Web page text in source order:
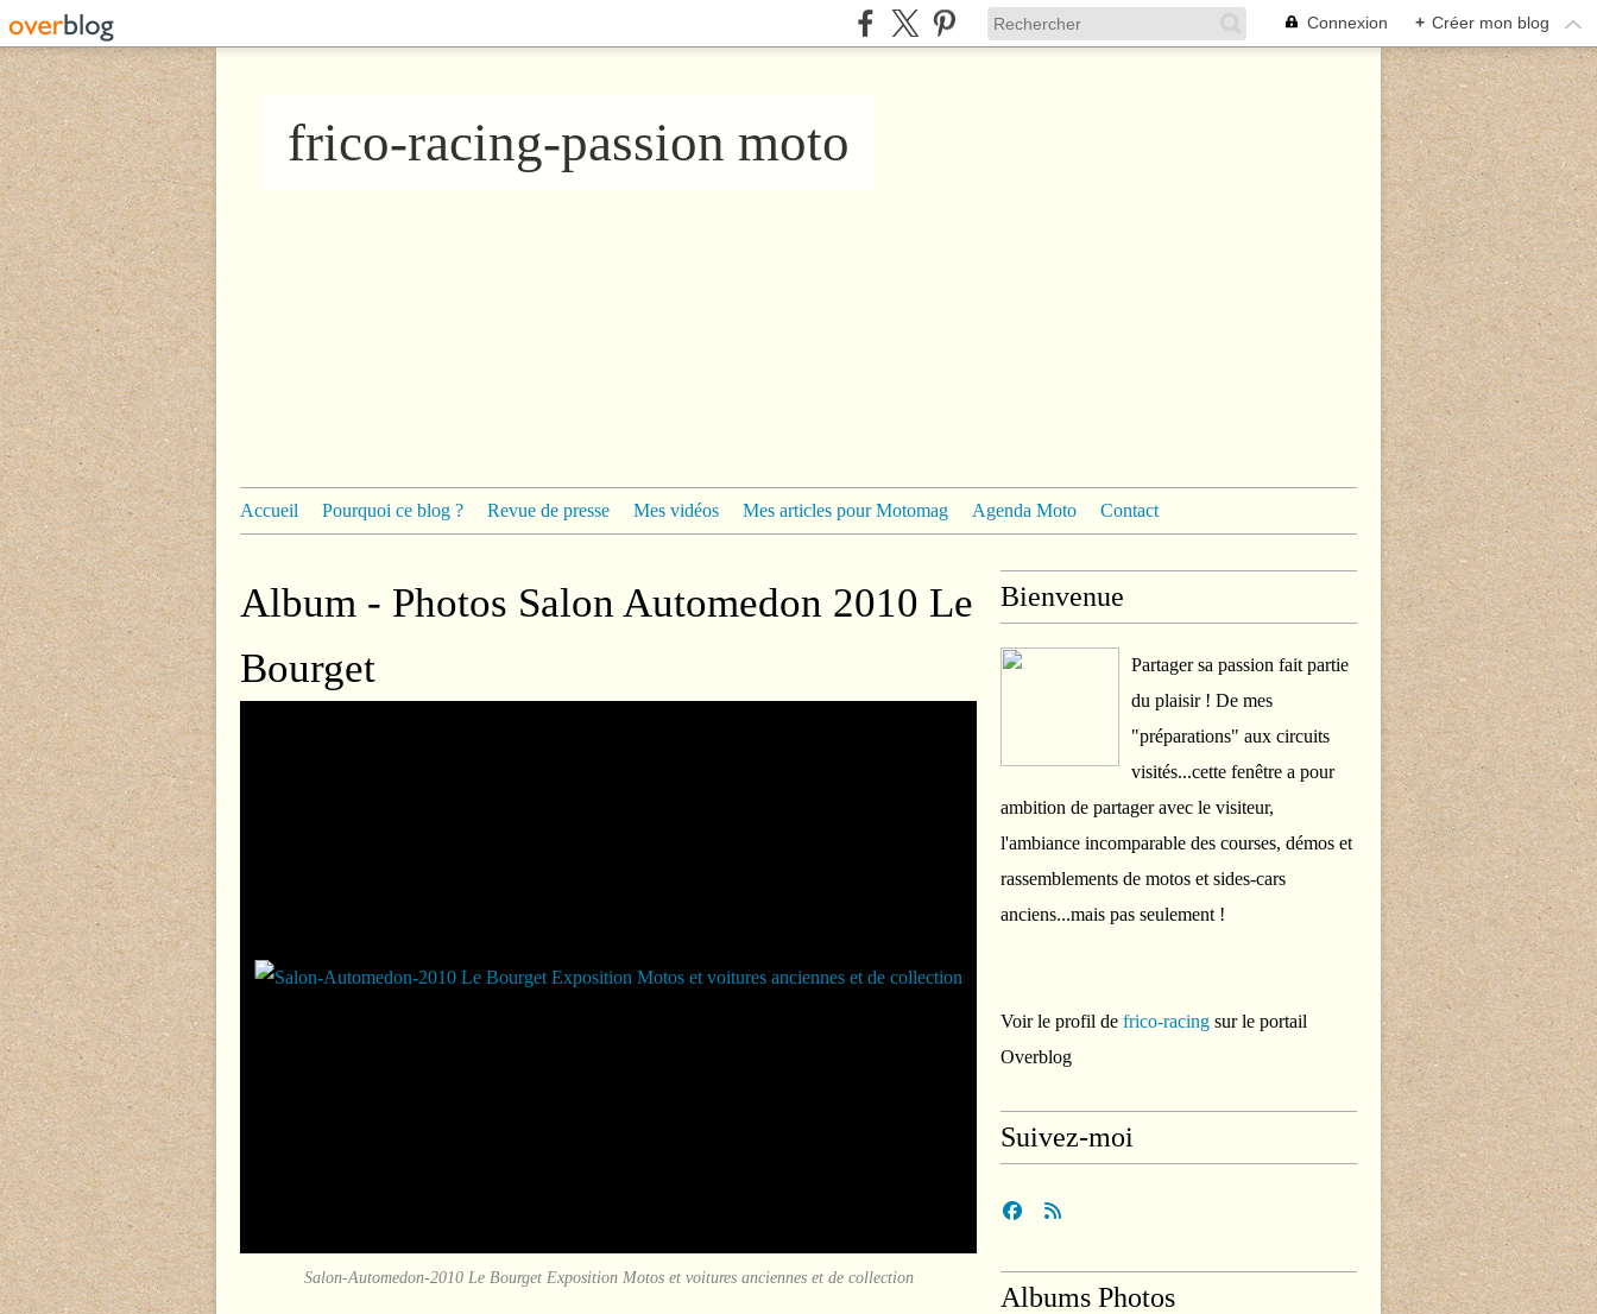
Connexion + Créer mon blog
frico-racing-passion moto
Accueil Pourquoi ce blog ? Revue de presse Mes vidéos Mes articles pour Motomag Agenda Moto Contact
Album - Photos Salon Automedon 2010 Le
Bourget
Salon-Automedon-2010 Le Bourget Exposition Motos et voitures anciennes et de collection
Bienvenue
Partager sa passion fait partie
du plaisir ! De mes
"préparations" aux circuits
visités...cette fenêtre a pour
ambition de partager avec le visiteur,
l'ambiance incomparable des courses, démos et
rassemblements de motos et sides-cars
anciens...mais pas seulement !
Voir le profil de frico-racing sur le portail
Overblog
Suivez-moi
Albums Photos